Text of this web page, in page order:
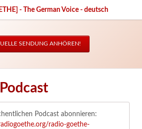
SENDUNG ANHÖREN!
Podcast abonnieren:
radio-goethe-